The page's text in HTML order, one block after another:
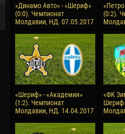
28 March
Raí LOPES DE OLIVEIRA
15
Ivan
«Динамо Авто» - «Шериф»
(0:0). Чемпионат
Молдавии, НД. 07.05.2017
(0:2).
«Шериф» - «Академия»
(1:2). Чемпионат
Молдавии, НД. 14.04.2017
«ФК